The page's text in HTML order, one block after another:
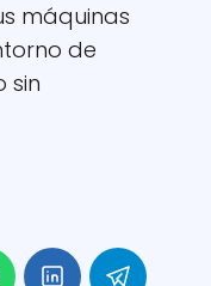
máquinas
de
sin